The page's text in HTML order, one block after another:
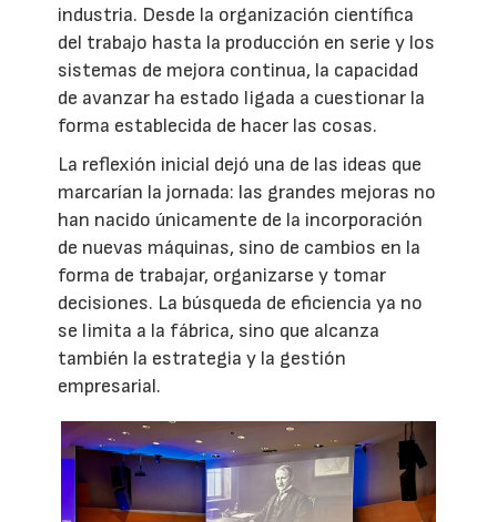
industria. Desde la organización científica
del trabajo hasta la producción en serie y los
sistemas de mejora continua, la capacidad
de avanzar ha estado ligada a cuestionar la
forma establecida de hacer las cosas.
La reflexión inicial dejó una de las ideas que
marcarían la jornada: las grandes mejoras no
han nacido únicamente de la incorporación
de nuevas máquinas, sino de cambios en la
forma de trabajar, organizarse y tomar
decisiones. La búsqueda de eficiencia ya no
se limita a la fábrica, sino que alcanza
también la estrategia y la gestión
empresarial.